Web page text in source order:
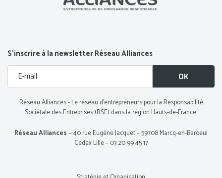
S’inscrire à la newsletter Réseau Alliances
Réseau Alliances - Le réseau d’entrepreneurs pour la Responsabilité
Sociétale des Entreprises (RSE) dans la région Hauts-de-France.
Réseau Alliances— 40 rue Eugène Jacquet – 59708 Marcq-en-Baroeul
Cedex Lille – 03 20 99 45 17